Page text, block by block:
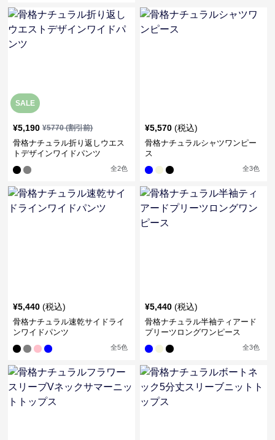
SALE
¥5,190 ¥5770(割引前)
骨格ナチュラル折り返しウエス
トデザインワイドパンツ
全2色
¥5,570 (税込)
骨格ナチュラルシャツワンピー
ス
全3色
¥5,440 (税込)
骨格ナチュラル速乾サイドライ
ンワイドパンツ
全5色
¥5,440 (税込)
骨格ナチュラル半袖ティアード
プリーツロングワンピース
全3色